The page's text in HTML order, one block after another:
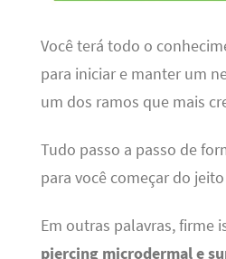
Você terá todo o
para iniciar e manter um
um dos ramos que mais
Tudo passo a passo de
para você começar do
Em outras palavras, firme
piercing microdermal e